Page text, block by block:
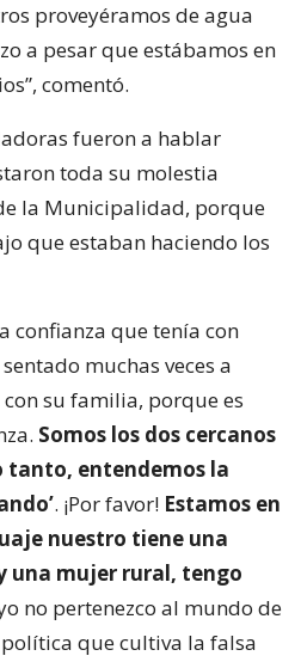
proveyéramos de agua
a pesar que estábamos en
comentó.
fueron a hablar
toda su molestia
la Municipalidad, porque
que estaban haciendo los
confianza que tenía con
muchas veces a
su familia, porque es
Somos los dos cercanos
tanto, entendemos la
. ¡Por favor! Estamos en
nuestro tiene una
una mujer rural, tengo
no pertenezco al mundo de
que cultiva la falsa